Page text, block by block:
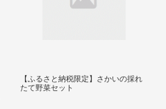
【ふるさと納税限定】さかいの採れ
たて野菜セット